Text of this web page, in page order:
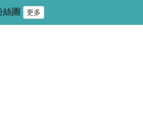
絲團 更多